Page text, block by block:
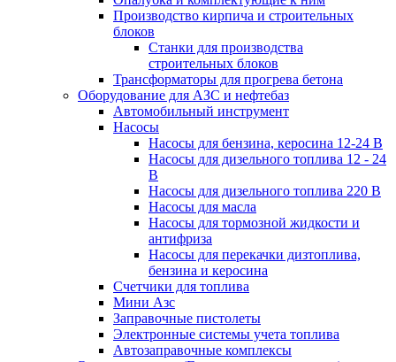
Производство кирпича и строительных
блоков
Cтанки для производства
строительных блоков
Трансформаторы для прогрева бетона
Оборудование для АЗС и нефтебаз
Автомобильный инструмент
Насосы
Насосы для бензина, керосина 12-24 В
Насосы для дизельного топлива 12 - 24
В
Насосы для дизельного топлива 220 В
Насосы для масла
Насосы для тормозной жидкости и
антифриза
Насосы для перекачки дизтоплива,
бензина и керосина
Счетчики для топлива
Мини Азс
Заправочные пистолеты
Электронные системы учета топлива
Автозаправочные комплексы